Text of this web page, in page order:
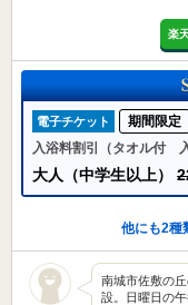
楽
電子チケット
期間限定
入浴料割引（タオル付
大人（中学生以上）
他にも2種
南城市佐敷の
設。日曜日の